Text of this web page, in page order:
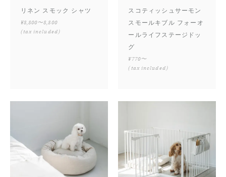
リネン スモック シャツ
¥8,800〜8,800
(tax included)
スコティッシュサーモン
スモールキブル フォーオ
ールライフステージドッ
グ
¥770〜
(tax included)